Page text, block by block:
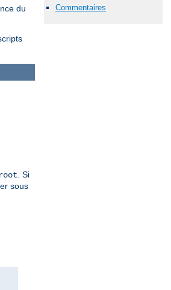
Commentaires
du
. Si
sous